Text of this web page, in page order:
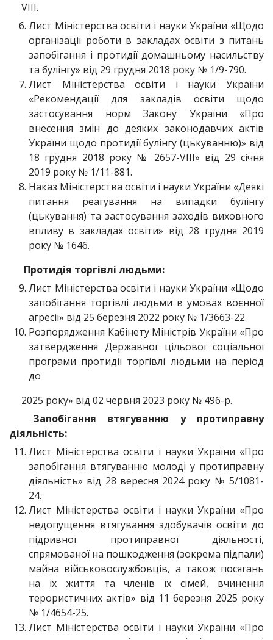
VIII.
Лист Міністерства освіти і науки України «Щодо
організації роботи в закладах освіти з питань
запобігання і протидії домашньому насильству
та булінгу» від 29 грудня 2018 року № 1/9-790.
Лист Міністерства освіти і науки України
«Рекомендації для закладів освіти щодо
застосування норм Закону України «Про
внесення змін до деяких законодавчих актів
України щодо протидії булінгу (цькуванню)» від
18 грудня 2018 року № 2657-VIII» від 29 січня
2019 року № 1/11-881.
Наказ Міністерства освіти і науки України «Деякі
питання реагування на випадки булінгу
(цькування) та застосування заходів виховного
впливу в закладах освіти» від 28 грудня 2019
року № 1646.
Протидія торгівлі людьми:
Лист Міністерства освіти і науки України «Щодо
запобігання торгівлі людьми в умовах воєнної
агресії» від 25 березня 2022 року № 1/3663-22.
Розпорядження Кабінету Міністрів України «Про
затвердження Державної цільової соціальної
програми протидії торгівлі людьми на період
до
2025 року» від 02 червня 2023 року № 496-р.
Запобігання втягуванню у протиправну
діяльність:
Лист Міністерства освіти і науки України «Про
запобігання втягуванню молоді у протиправну
діяльність» від 28 вересня 2024 року № 5/1081-
24.
Лист Міністерства освіти і науки України «Про
недопущення втягування здобувачів освіти до
підривної протиправної діяльності,
спрямованої на пошкодження (зокрема підпали)
майна військовослужбовців, а також посягань
на їх життя та членів їх сімей, вчинення
терористичних актів» від 11 березня 2025 року
№ 1/4654-25.
Лист Міністерства освіти і науки України «Про